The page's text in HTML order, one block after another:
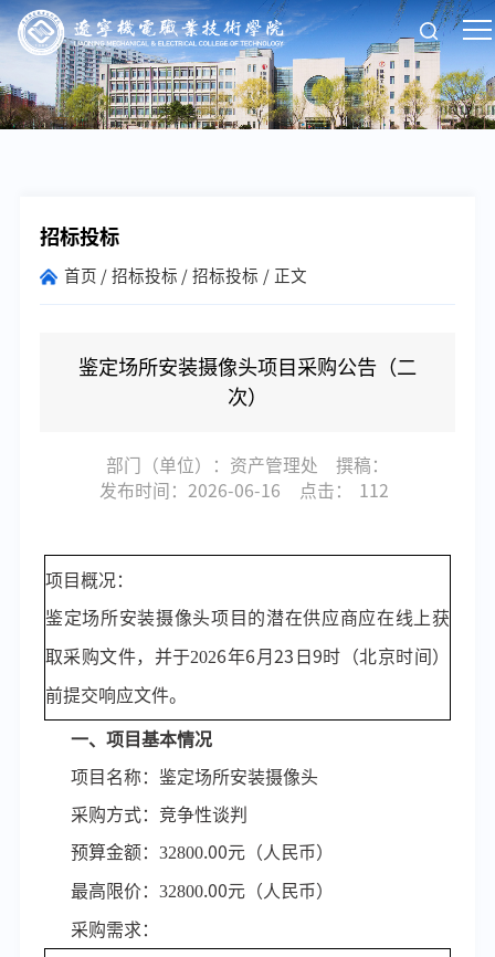
招标投标
首页 招标投标 招标投标 正文
鉴定场所安装摄像头项目采购公告（二
次）
部门（单位）：资产管理处
撰稿：
发布时间：2026-06-16
点击： 112
项目概况 ：
鉴定场所安装摄像头项目的潜在供应商应在线上获
取采购文件，并于2026年6月23 日9时（北京时间）
前提交响应文件。
一、项目基本情况
项目名称：鉴定场所安装摄像头
采购方式：竞争性谈判
预算金额：32800 .00元（人民币）
最高限价：32800 .00元（人民币）
采购需求：